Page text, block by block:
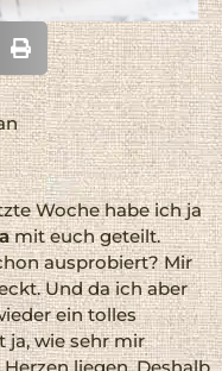
Woche habe ich ja
mit euch geteilt.
ausprobiert? Mir
Und da ich aber
ein tolles
ja, wie sehr mir
liegen. Deshalb